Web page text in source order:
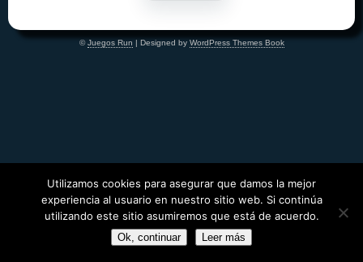
©Juegos Run | Designed by WordPress Themes Book
Utilizamos cookies para asegurar que damos la mejor
experiencia al usuario en nuestro sitio web. Si continúa
utilizando este sitio asumiremos que está de acuerdo.
Ok, continuar Leer más